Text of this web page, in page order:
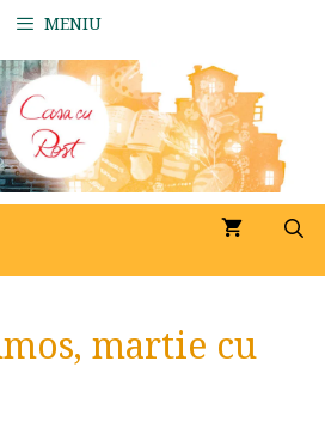
MENIU
martie cu